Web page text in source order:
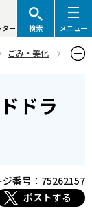
ター 検索 メニュー
ごみ・美化
ドラ
ジ番号：75262157
ポストする